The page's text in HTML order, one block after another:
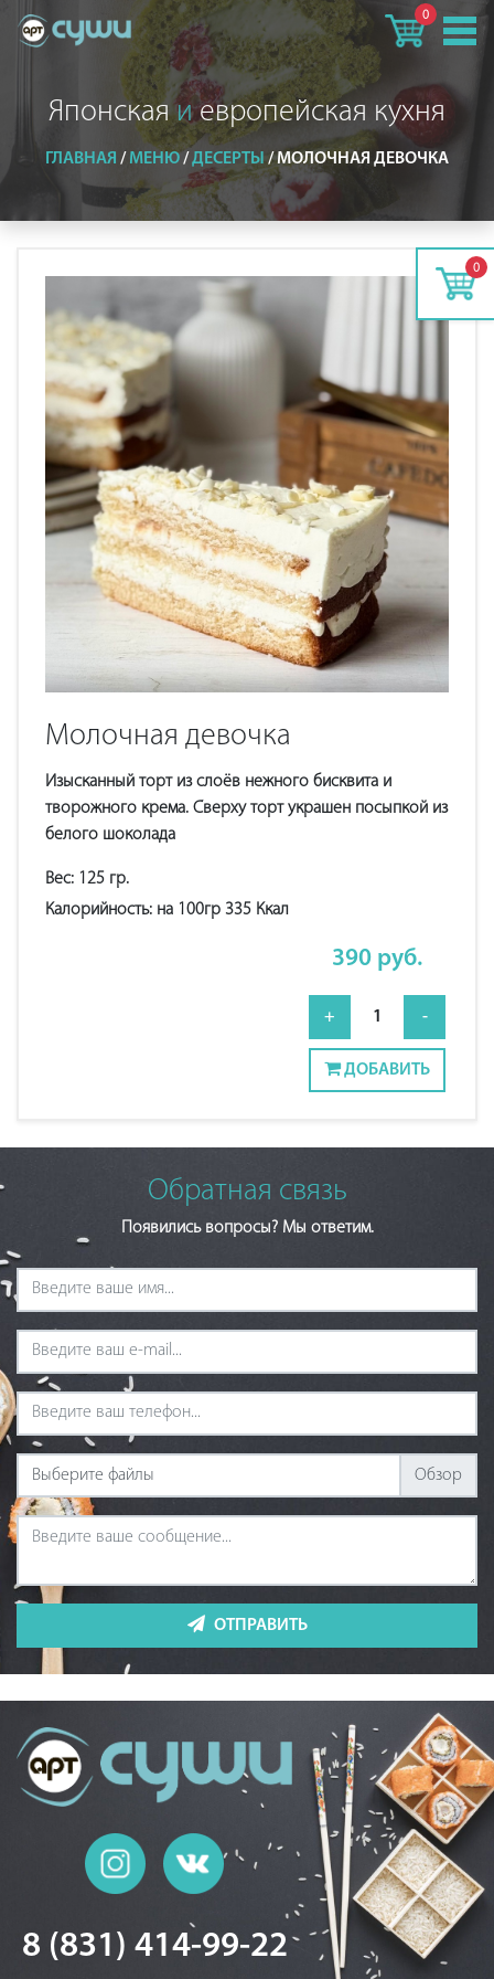
0
Японскаяиевропейская кухня
ГЛАВНАЯ / МЕНЮ/ДЕСЕРТЫ /МОЛОЧНАЯ ДЕВОЧКА
0
Молочная девочка
Изысканный торт из слоёв нежного бисквита и
творожного крема. Сверху торт украшен посыпкой из
белого шоколада
Вес: 125 гр.
Калорийность: на 100гр 335 Ккал
390 руб.
+ 1 -
ДОБАВИТЬ
Обратная связь
Появились вопросы? Мы ответим.
Выберите файлы
ОТПРАВИТЬ
8 (831) 414-99-22